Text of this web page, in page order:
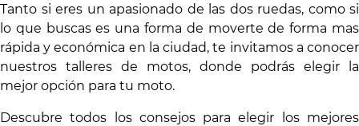
Tanto si eres un apasionado de las dos ruedas, como si
lo que buscas es una forma de moverte de forma mas
rápida y económica en la ciudad, te invitamos a conocer
nuestros talleres de motos, donde podrás elegir la
mejor opción para tu moto.
Descubre todos los consejos para elegir los mejores